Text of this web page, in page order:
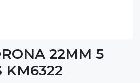
22MM 5
KM6322